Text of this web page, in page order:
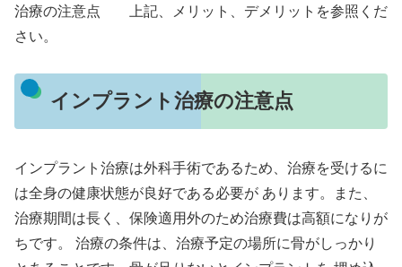
治療の注意点 上記、メリット、デメリットを参照くだ
さい。
インプラント治療の注意点
インプラント治療は外科手術であるため、治療を受けるに
は全身の健康状態が良好である必要が あります。また、
治療期間は長く、保険適用外のため治療費は高額になりが
ちです。 治療の条件は、治療予定の場所に骨がしっかり